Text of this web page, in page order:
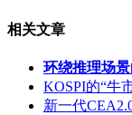
相关文章
环绕推理场
KOSPI的“牛
新一代